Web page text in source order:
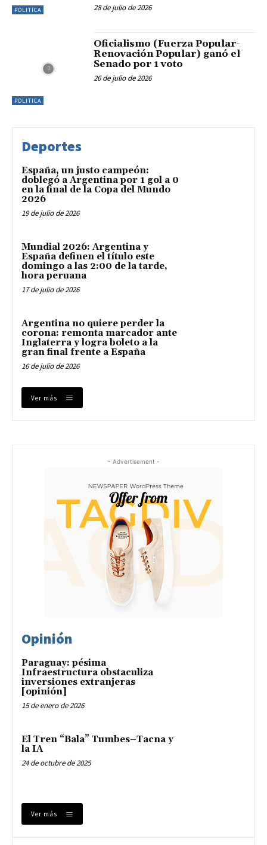
POLITICA 28 de julio de 2026
POLITICA
Oficialismo (Fuerza Popular-
Renovación Popular) ganó el
Senado por 1 voto
26 de julio de 2026
Deportes
España, un justo campeón:
doblegó a Argentina por 1 gol a 0
en la final de la Copa del Mundo
2026
19 de julio de 2026
Mundial 2026: Argentina y
España definen el título este
domingo a las 2:00 de la tarde,
hora peruana
17 de julio de 2026
Argentina no quiere perder la
corona: remonta marcador ante
Inglaterra y logra boleto a la
gran final frente a España
16 de julio de 2026
Ver más
- Advertisement -
Opinión
Paraguay: pésima
Infraestructura obstaculiza
inversiones extranjeras
[opinión]
15 de enero de 2026
El Tren “Bala” Tumbes–Tacna y
la IA
24 de octubre de 2025
Ver más